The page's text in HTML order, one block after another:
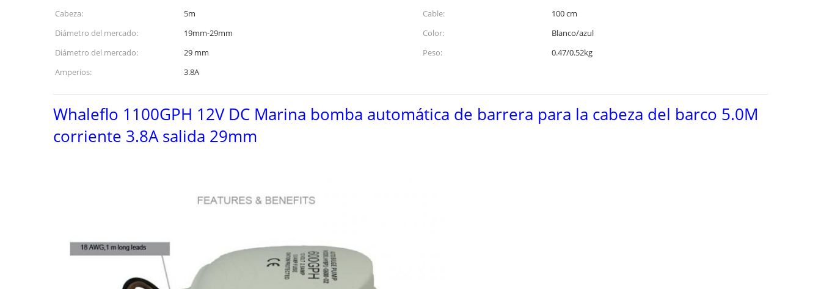
Cabeza:
5m Cable:
100 cm
Diámetro del mercado:
19mm-29mm Color:
Blanco/azul
Diámetro del mercado:
29 mm Peso:
0.47/0.52kg
Amperios:
3.8A
Whaleflo 1100GPH 12V DC Marina bomba automática de barrera para la cabeza del barco 5.0M
corriente 3.8A salida 29mm